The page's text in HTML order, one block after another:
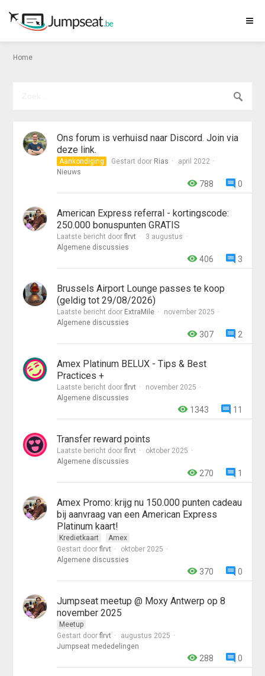
Home
Ons forum is verhuisd naar Discord. Join via
deze link.
Aankondiging Gestart door Rias
april 2022
Nieuws
0
788
American Express referral - kortingscode:
250.000 bonuspunten GRATIS
Laatste bericht doorflrvt
3 augustus
Algemene discussies
3
406
Brussels Airport Lounge passes te koop
(geldig tot 29/08/2026)
Laatste bericht door ExtraMile
november 2025
Algemene discussies
2
307
Amex Platinum BELUX - Tips & Best
Practices +
Laatste bericht doorflrvt
november 2025
Algemene discussies
11
1343
Transfer reward points
Laatste bericht doorflrvt
oktober 2025
Algemene discussies
1
270
Amex Promo: krijg nu 150.000 punten cadeau
bij aanvraag van een American Express
Platinum kaart!
Kredietkaart
Amex
Gestart doorflrvt
oktober 2025
Algemene discussies
0
370
Jumpseat meetup @ Moxy Antwerp op 8
november 2025
Meetup
Gestart doorflrvt
augustus 2025
Jumpseat mededelingen
0
288